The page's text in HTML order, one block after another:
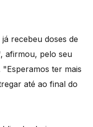
recebeu doses de
afirmou, pelo seu
"Esperamos ter mais
até ao final do